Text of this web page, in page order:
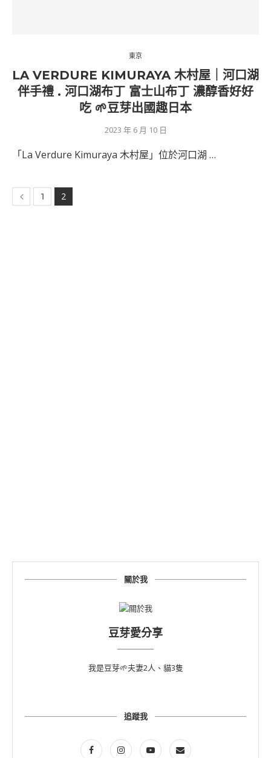
東京
LA VERDURE KIMURAYA 木村屋｜河口湖
伴手禮 . 河口湖布丁 富士山布丁 濃醇香好好
吃 🌱豆芽出國趣日本
2023 年 6 月 10 日
「La Verdure Kimuraya 木村屋」位於河口湖 …
1 2
關於我
豆芽愛分享
我是豆芽🌱夫妻2人、貓3隻
追蹤我